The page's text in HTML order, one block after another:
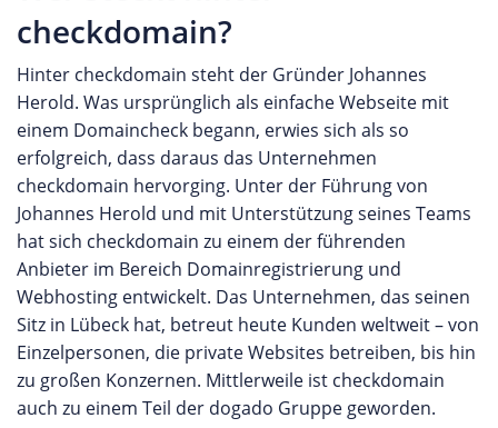
Zur Verwaltung der Webseite. Filesystemserver Zur
Ausfallsicherheit und Spiegelung der Daten.
Datenbankserver Zur Entlastung der Web- und
Filesystemserver. Storage Zur Speicherung von Daten und
Verwaltung von Backups. Sie können auf unserer Webseite
eine eigene Bewertung für ALL-INKL.COM abgeben oder
die Erfahrungen anderer Kunden des Anbieters
durchlesen.
Lösungen Die Webspace Produkte von dogado
die passende Lösung für jeden Webauftritt vom
Einsteiger bis zum Profi. Mit dem
Homepagebaukasten System oder der Webcard
lässt sich mit nur wenigen Klicks eine eigene
Webpräsenz im Internet online bringen. Keine
technischen Vorkenntnisse erforderlich und somit
optimal für Anfänger geeignet. Fortgeschrittenen
Nutzern stehen mehrere Webspace Pakete mit
unterschiedlichen Leistungsparametern zur
Verfügung. Hier lassen sich ganz individuell die
gewünschten Webauftritte realisieren. Kunden,
die ein bestimmtes CMS wie Wordpress nutzen
möchten, können sogar speziell auf diese Systeme
checkdomain?
Hinter checkdomain steht der Gründer Johannes
Herold. Was ursprünglich als einfache Webseite mit
einem Domaincheck begann, erwies sich als so
erfolgreich, dass daraus das Unternehmen
checkdomain hervorging. Unter der Führung von
Johannes Herold und mit Unterstützung seines Teams
hat sich checkdomain zu einem der führenden
Anbieter im Bereich Domainregistrierung und
Webhosting entwickelt. Das Unternehmen, das seinen
Sitz in Lübeck hat, betreut heute Kunden weltweit – von
Einzelpersonen, die private Websites betreiben, bis hin
zu großen Konzernen. Mittlerweile ist checkdomain
auch zu einem Teil der dogado Gruppe geworden.